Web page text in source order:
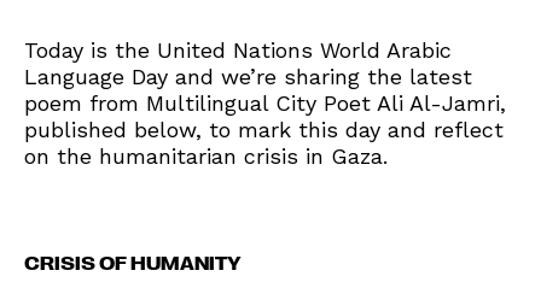
Today is the United Nations World Arabic
Language Day and we’re sharing the latest
poem from Multilingual City Poet Ali Al-Jamri,
published below, to mark this day and reflect
on the humanitarian crisis in Gaza.
CRISIS OF HUMANITY